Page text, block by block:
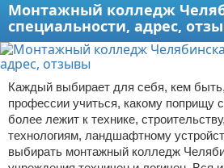
Монтажный колледж
специальности, адрес,
Каждый выбирает для себя, кем
профессии учиться, какому поприщу
более лежит к технике,
технологиям, ландшафтному
выбирать монтажный колледж